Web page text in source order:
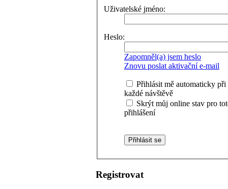
Uživatelské jméno:
Heslo:
Zapomněl(a) jsem heslo
Znovu poslat aktivační e-mail
Přihlásit mě automaticky při
každé návštěvě
Skrýt můj online stav pro
přihlášení
Registrovat